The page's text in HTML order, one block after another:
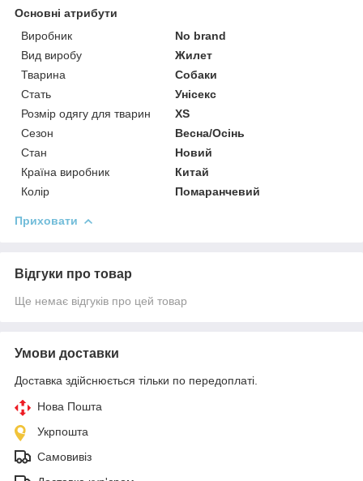
Основні атрибути
Виробник
No brand
Вид виробу
Жилет
Тварина
Собаки
Стать
Унісекс
Розмір одягу для тварин
XS
Сезон
Весна/Осінь
Стан
Новий
Країна виробник
Китай
Колір
Помаранчевий
Приховати
Відгуки про товар
Ще немає відгуків про цей товар
Умови доставки
Доставка здійснюється тільки по передоплаті.
Нова Пошта
Укрпошта
Самовивіз